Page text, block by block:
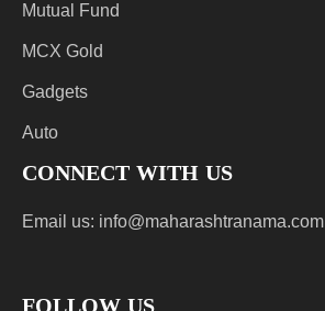
Mutual Fund
MCX Gold
Gadgets
Auto
CONNECT WITH US
Email us: info@maharashtranama.com